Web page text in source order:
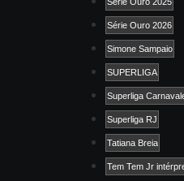
Série Ouro 2026
Simone Sampaio
SUPERLIGA
Superliga
Superliga RJ
Tatiana Breia
Tem Tem Jr